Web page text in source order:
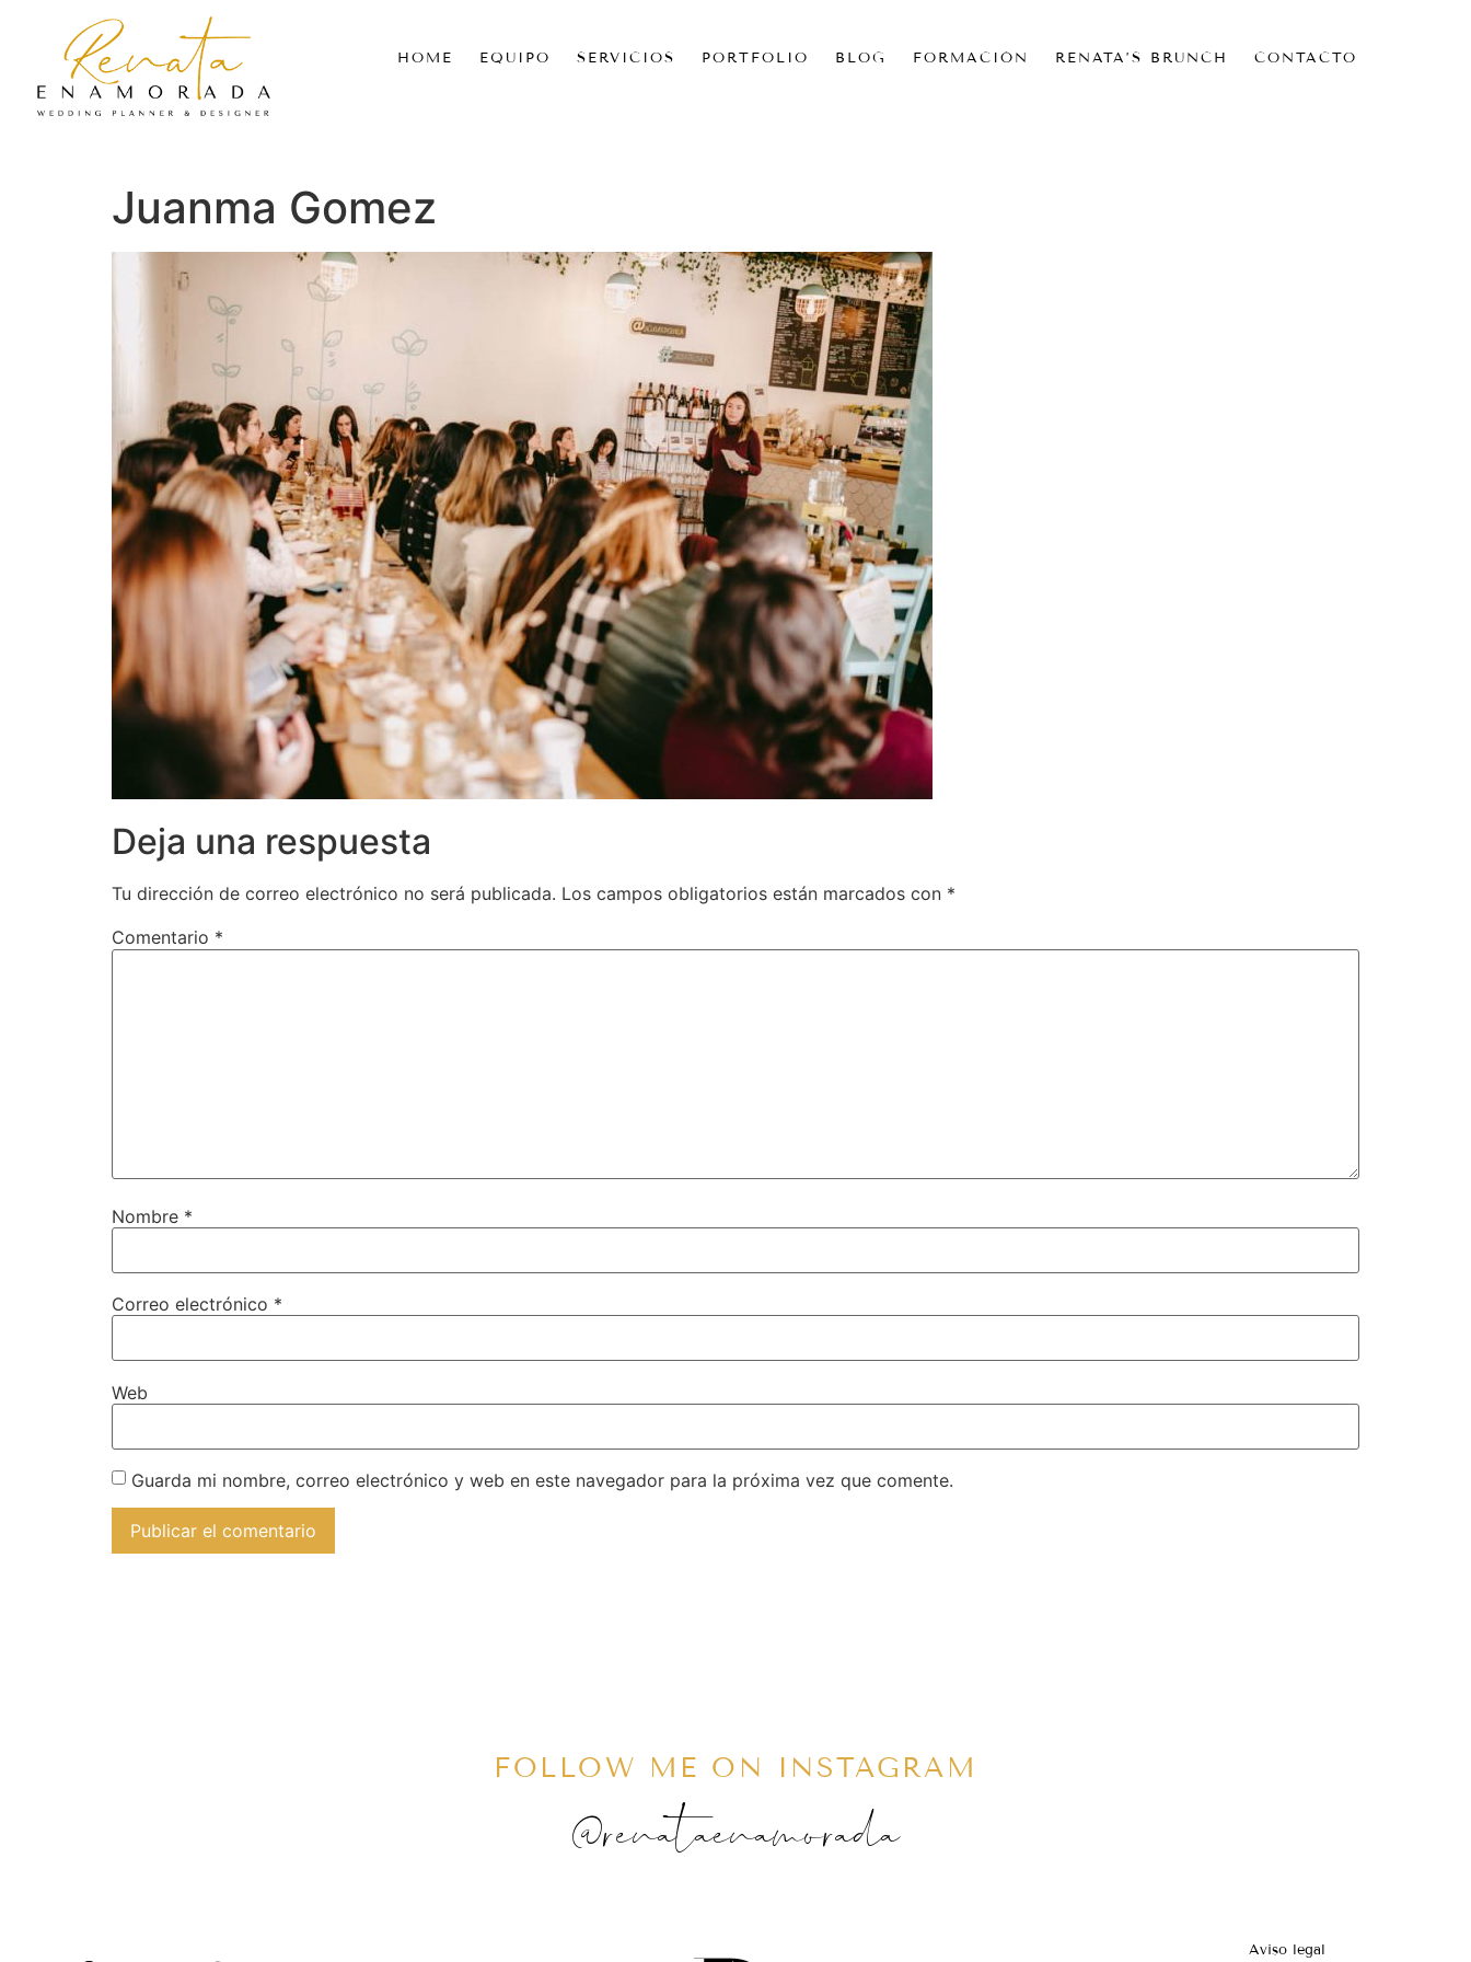
HOME EQUIPO SERVICIOS PORTFOLIO BLOG FORMACIÓN RENATA’S BRUNCH CONTACTO
Juanma Gomez
Deja una respuesta
Tu dirección de correo electrónico no será publicada. Los campos obligatorios están marcados con *
Comentario *
Nombre *
Correo electrónico *
Web
Guarda mi nombre, correo electrónico y web en este navegador para la próxima vez que comente.
FOLLOW ME ON INSTAGRAM
@renataenamorada
Aviso legal